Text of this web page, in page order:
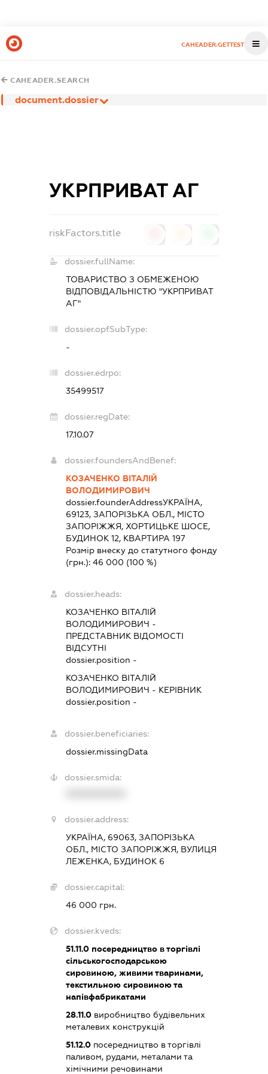
CAHEADER.GETTEST
CAHEADER.SEARCH
document.dossier
УКРПРИВАТ АГ
riskFactors.title
dossier.fullName:
ТОВАРИСТВО З ОБМЕЖЕНОЮ
ВІДПОВІДАЛЬНІСТЮ "УКРПРИВАТ
АГ"
dossier.opfSubType:
-
dossier.edrpo:
35499517
dossier.regDate:
17.10.07
dossier.foundersAndBenef:
КОЗАЧЕНКО ВІТАЛІЙ
ВОЛОДИМИРОВИЧ
dossier.founderAddressУКРАЇНА,
69123, ЗАПОРІЗЬКА ОБЛ., МІСТО
ЗАПОРІЖЖЯ, ХОРТИЦЬКЕ ШОСЕ,
БУДИНОК 12, КВАРТИРА 197
Розмір внеску до статутного фонду
(грн.):46 000 (100 %)
dossier.heads:
КОЗАЧЕНКО ВІТАЛІЙ
ВОЛОДИМИРОВИЧ -
ПРЕДСТАВНИК ВІДОМОСТІ
ВІДСУТНІ
dossier.position -
КОЗАЧЕНКО ВІТАЛІЙ
ВОЛОДИМИРОВИЧ - КЕРІВНИК
dossier.position -
dossier.beneficiaries:
dossier.missingData
dossier.smida:
dossier.address:
УКРАЇНА, 69063, ЗАПОРІЗЬКА
ОБЛ., МІСТО ЗАПОРІЖЖЯ, ВУЛИЦЯ
ЛЕЖЕНКА, БУДИНОК 6
dossier.capital:
46 000 грн.
dossier.kveds:
51.11.0 посередництво в торгівлі
сільськогосподарською
сировиною, живими тваринами,
текстильною сировиною та
напівфабрикатами
28.11.0 виробництво будівельних
металевих конструкцій
51.12.0 посередництво в торгівлі
паливом, рудами, металами та
хімічними речовинами